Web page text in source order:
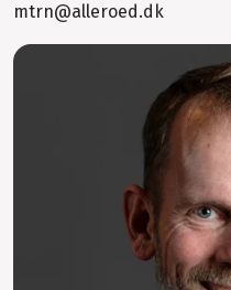
mtrn@alleroed.dk